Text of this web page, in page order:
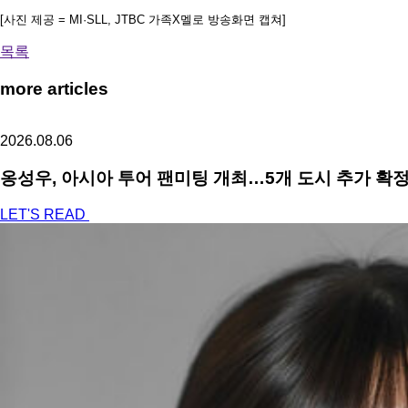
[사진 제공 = MI·SLL, JTBC 가족X멜로 방송화면 캡쳐]
목록
more articles
2026.08.06
옹성우, 아시아 투어 팬미팅 개최…5개 도시 추가 확
LET'S READ